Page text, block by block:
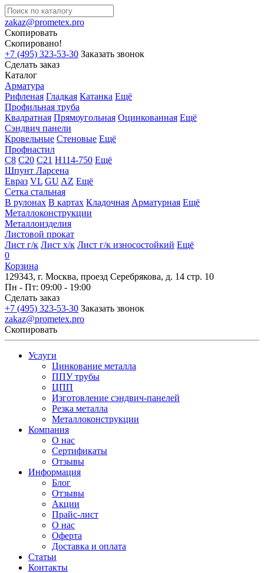
zakaz@prometex.pro
Скопировать
Скопировано!
+7 (495) 323-53-30 Заказать звонок
Сделать заказ
Каталог
Арматура
Рифленая Гладкая Катанка Ещё
Профильная труба
Квадратная Прямоугольная Оцинкованная Ещё
Сэндвич панели
Кровельные Стеновые Ещё
Профнастил
С8 С20 С21 Н114-750 Ещё
Шпунт Ларсена
Евраз VL GU AZ Ещё
Сетка стальная
В рулонах В картах Кладочная Арматурная Ещё
Металлоконструкции
Металлоизделия
Листовой прокат
Лист г/к Лист х/к Лист г/к износостойкий Ещё
0
Корзина
129343, г. Москва, проезд Серебрякова, д. 14 стр. 10
Пн - Пт: 09:00 - 19:00
Сделать заказ
+7 (495) 323-53-30 Заказать звонок
zakaz@prometex.pro
Скопировать
Услуги
Цинкование металла
ППУ трубы
ЦПП
Изготовление сэндвич-панелей
Резка металла
Металлоконструкции
Компания
О нас
Сертификаты
Отзывы
Информация
Блог
Отзывы
Акции
Прайс-лист
О нас
Оферта
Доставка и оплата
Статьи
Контакты